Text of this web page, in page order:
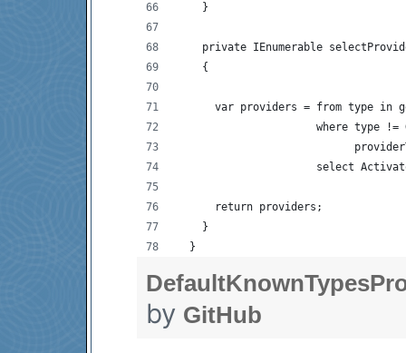
    }
private IEnumerable
    {
var providers = from type in
where type !=
select
      return providers;
    }
  }
by GitHub